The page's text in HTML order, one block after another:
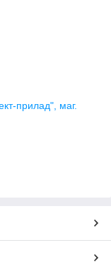
прилад", маг.